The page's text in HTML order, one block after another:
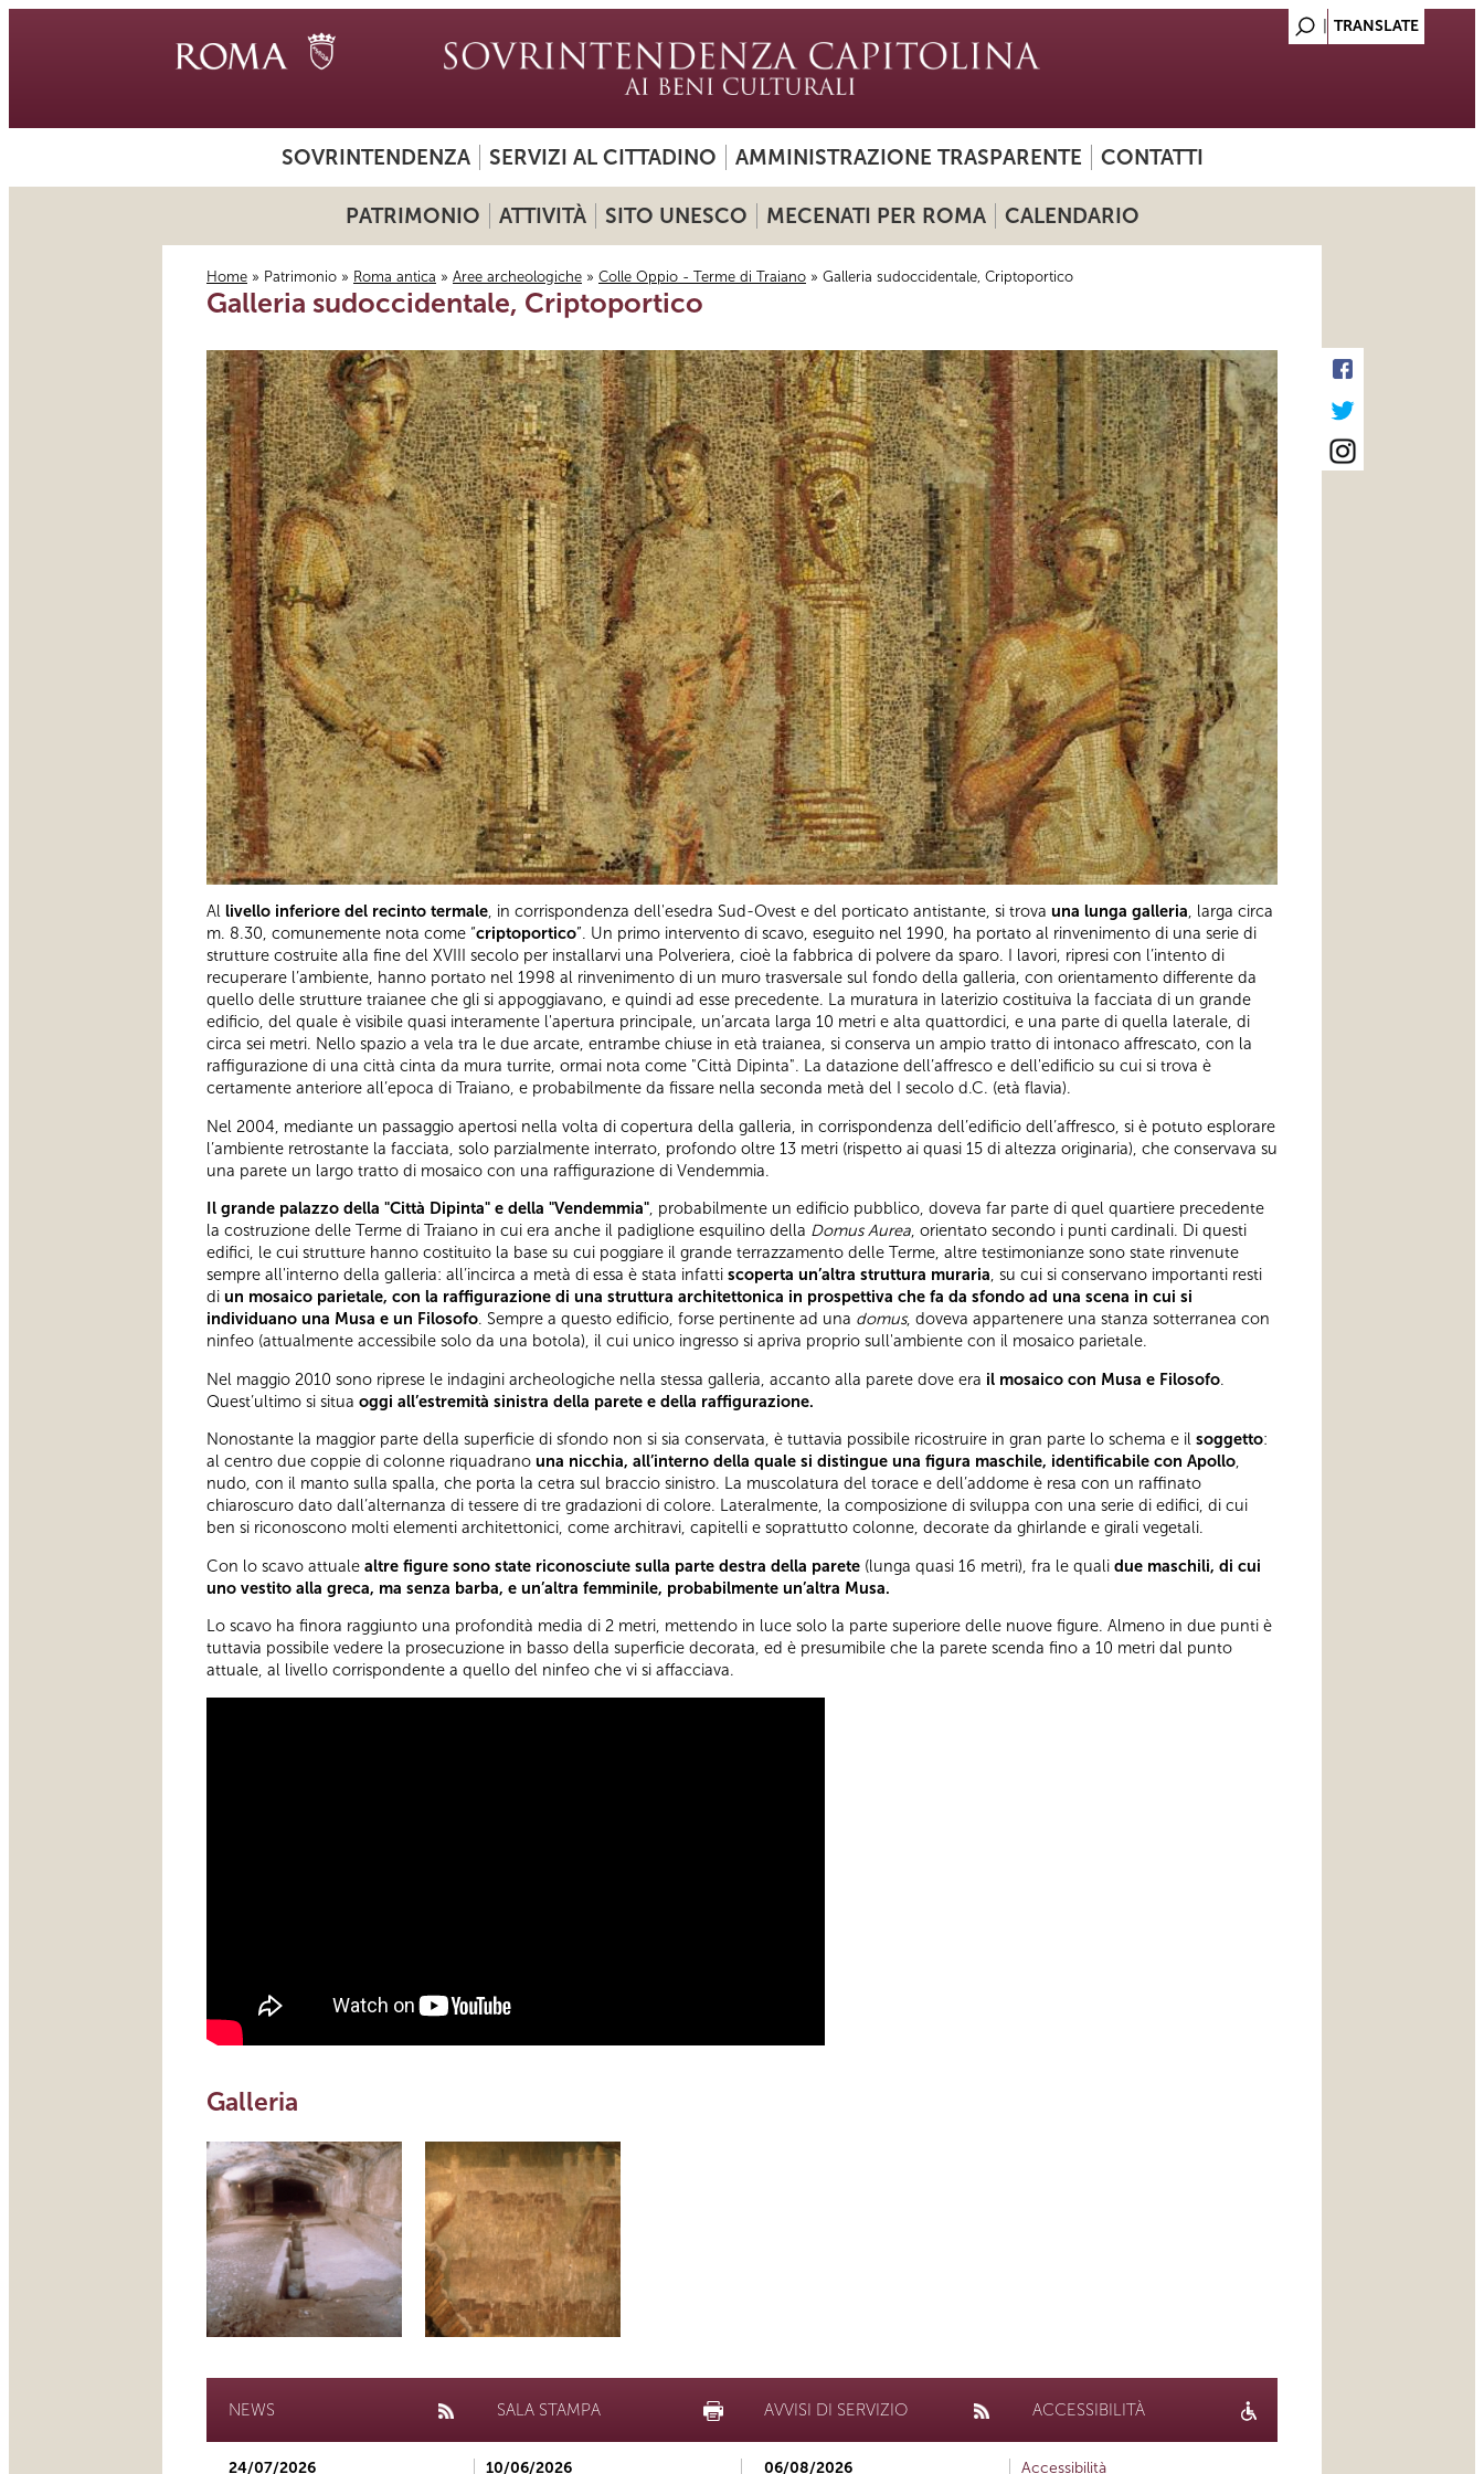
SOVRINTENDENZA SERVIZI AL CITTADINO AMMINISTRAZIONE TRASPARENTE CONTATTI
PATRIMONIO ATTIVITÀ SITO UNESCO MECENATI PER ROMA CALENDARIO
Tu sei qui
Home » Patrimonio » Roma antica » Aree archeologiche » Colle Oppio - Terme di Traiano » Galleria sudoccidentale, Criptoportico
Galleria sudoccidentale, Criptoportico
Al livello inferiore del recinto termale, in corrispondenza dell'esedra Sud-Ovest e del porticato antistante, si trova una lunga galleria, larga circa
m. 8.30, comunemente nota come “criptoportico”. Un primo intervento di scavo, eseguito nel 1990, ha portato al rinvenimento di una serie di
strutture costruite alla fine del XVIII secolo per installarvi una Polveriera, cioè la fabbrica di polvere da sparo. I lavori, ripresi con l’intento di
recuperare l’ambiente, hanno portato nel 1998 al rinvenimento di un muro trasversale sul fondo della galleria, con orientamento differente da
quello delle strutture traianee che gli si appoggiavano, e quindi ad esse precedente. La muratura in laterizio costituiva la facciata di un grande
edificio, del quale è visibile quasi interamente l'apertura principale, un’arcata larga 10 metri e alta quattordici, e una parte di quella laterale, di
circa sei metri. Nello spazio a vela tra le due arcate, entrambe chiuse in età traianea, si conserva un ampio tratto di intonaco affrescato, con la
raffigurazione di una città cinta da mura turrite, ormai nota come "Città Dipinta". La datazione dell’affresco e dell'edificio su cui si trova è
certamente anteriore all’epoca di Traiano, e probabilmente da fissare nella seconda metà del I secolo d.C. (età flavia).
Nel 2004, mediante un passaggio apertosi nella volta di copertura della galleria, in corrispondenza dell’edificio dell’affresco, si è potuto esplorare
l’ambiente retrostante la facciata, solo parzialmente interrato, profondo oltre 13 metri (rispetto ai quasi 15 di altezza originaria), che conservava su
una parete un largo tratto di mosaico con una raffigurazione di Vendemmia.
Il grande palazzo della "Città Dipinta" e della "Vendemmia", probabilmente un edificio pubblico, doveva far parte di quel quartiere precedente
la costruzione delle Terme di Traiano in cui era anche il padiglione esquilino della Domus Aurea, orientato secondo i punti cardinali. Di questi
edifici, le cui strutture hanno costituito la base su cui poggiare il grande terrazzamento delle Terme, altre testimonianze sono state rinvenute
sempre all'interno della galleria: all’incirca a metà di essa è stata infatti scoperta un’altra struttura muraria, su cui si conservano importanti resti
di un mosaico parietale, con la raffigurazione di una struttura architettonica in prospettiva che fa da sfondo ad una scena in cui si
individuano una Musa e un Filosofo. Sempre a questo edificio, forse pertinente ad una domus, doveva appartenere una stanza sotterranea con
ninfeo (attualmente accessibile solo da una botola), il cui unico ingresso si apriva proprio sull'ambiente con il mosaico parietale.
Nel maggio 2010 sono riprese le indagini archeologiche nella stessa galleria, accanto alla parete dove era il mosaico con Musa e Filosofo.
Quest’ultimo si situa oggi all’estremità sinistra della parete e della raffigurazione.
Nonostante la maggior parte della superficie di sfondo non si sia conservata, è tuttavia possibile ricostruire in gran parte lo schema e il soggetto:
al centro due coppie di colonne riquadrano una nicchia, all’interno della quale si distingue una figura maschile, identificabile con Apollo,
nudo, con il manto sulla spalla, che porta la cetra sul braccio sinistro. La muscolatura del torace e dell’addome è resa con un raffinato
chiaroscuro dato dall’alternanza di tessere di tre gradazioni di colore. Lateralmente, la composizione di sviluppa con una serie di edifici, di cui
ben si riconoscono molti elementi architettonici, come architravi, capitelli e soprattutto colonne, decorate da ghirlande e girali vegetali.
Con lo scavo attuale altre figure sono state riconosciute sulla parte destra della parete (lunga quasi 16 metri), fra le quali due maschili, di cui
uno vestito alla greca, ma senza barba, e un’altra femminile, probabilmente un’altra Musa.
Lo scavo ha finora raggiunto una profondità media di 2 metri, mettendo in luce solo la parte superiore delle nuove figure. Almeno in due punti è
tuttavia possibile vedere la prosecuzione in basso della superficie decorata, ed è presumibile che la parete scenda fino a 10 metri dal punto
attuale, al livello corrispondente a quello del ninfeo che vi si affacciava.
Galleria
NEWS
24/07/2026
SALA STAMPA
10/06/2026
AVVISI DI SERVIZIO
06/08/2026
ACCESSIBILITÀ
Accessibilità